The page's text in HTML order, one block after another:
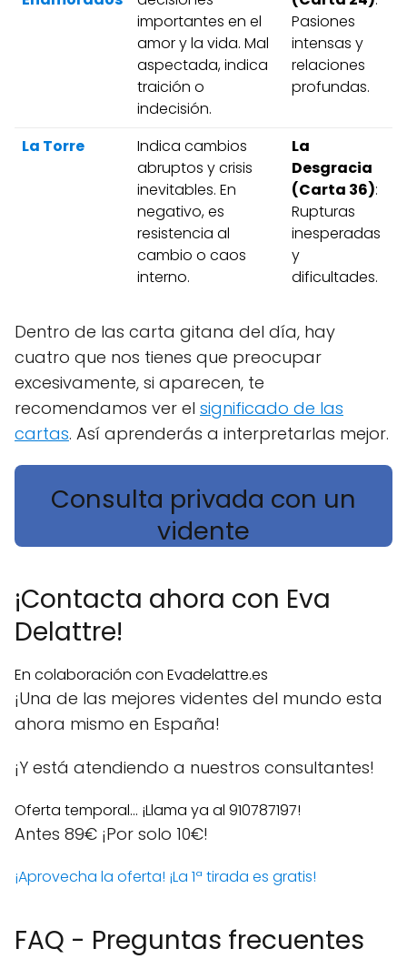
importantes en el
amor y la vida. Mal
aspectada, indica
traición o
indecisión.
Pasiones
intensas y
relaciones
profundas.
La Torre
Indica cambios
abruptos y crisis
inevitables. En
negativo, es
resistencia al
cambio o caos
interno.
La
Desgracia
(Carta 36):
Rupturas
inesperadas
y
dificultades.
Dentro de las carta gitana del día, hay
cuatro que nos tienes que preocupar
excesivamente, si aparecen, te
recomendamos ver el significado de las
cartas. Así aprenderás a interpretarlas mejor.
Consulta privada con un
vidente
¡Contacta ahora con Eva
Delattre!
En colaboración con Evadelattre.es
¡Una de las mejores videntes del mundo esta
ahora mismo en España!
¡Y está atendiendo a nuestros consultantes!
Oferta temporal... ¡Llama ya al 910787197!
Antes 89€ ¡Por solo 10€!
¡Aprovecha la oferta! ¡La 1ª tirada es gratis!
FAQ - Preguntas frecuentes